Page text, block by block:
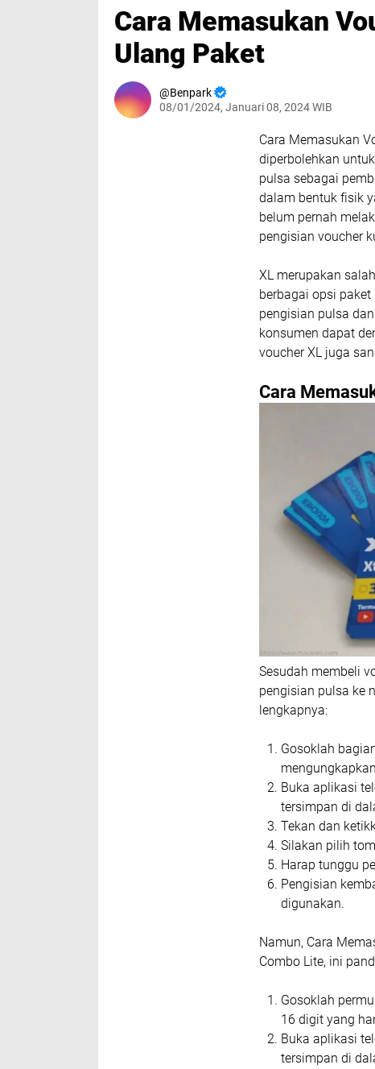
Cara Memasukan
Ulang Paket
Benpark
08/01/2024, Januari 08, 2024 WIB
Cara Memasukan
diperbolehkan
pulsa sebagai
dalam bentuk fisik
belum pernah
pengisian voucher
XL merupakan
berbagai opsi
pengisian pulsa
konsumen dapat
voucher XL juga
Cara
Sesudah membeli
pengisian pulsa ke
lengkapnya:
Gosoklah
Buka aplikasi
tersimpan di
Tekan dan
Silakan pilih
Harap tunggu
Pengisian
digunakan.
Namun, Cara
Combo Lite, ini
Gosoklah
16 digit yang
Buka aplikasi
tersimpan di